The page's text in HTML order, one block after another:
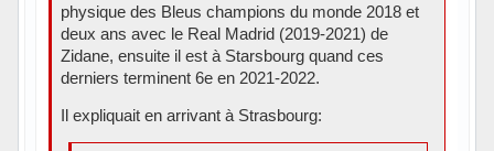
physique des Bleus champions du monde 2018 et
deux ans avec le Real Madrid (2019-2021) de
Zidane, ensuite il est à Starsbourg quand ces
derniers terminent 6e en 2021-2022.
Il expliquait en arrivant à Strasbourg: